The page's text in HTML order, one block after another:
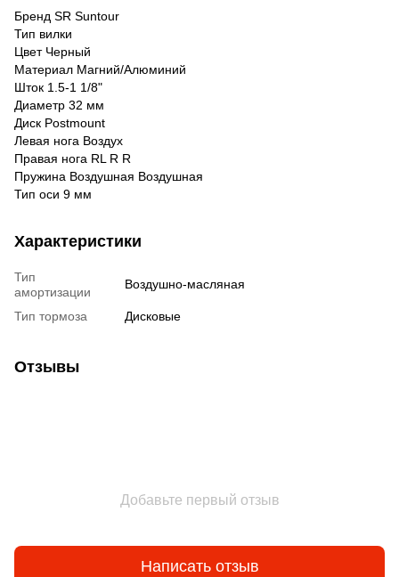
Бренд SR Suntour
Тип вилки
Цвет Черный
Материал Магний/Алюминий
Шток 1.5-1 1/8"
Диаметр 32 мм
Диск Postmount
Левая нога Воздух
Правая нога RL R R
Пружина Воздушная Воздушная
Тип оси 9 мм
Характеристики
Тип
амортизации
Воздушно-масляная
Тип тормоза Дисковые
Отзывы
Добавьте первый отзыв
Написать отзыв